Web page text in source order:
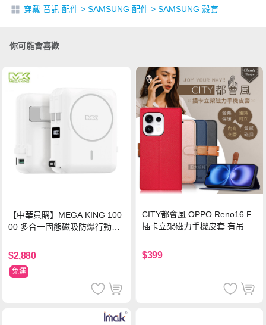
穿戴 音訊 配件 > SAMSUNG 配件 > SAMSUNG 殼套
你可能會喜歡
【中華員購】MEGA KING 100
00 多合一固態磁吸防爆行動電
$2,880
免運
CITY都會風 OPPO Reno16 F
插卡立架磁力手機皮套 有吊飾
$399